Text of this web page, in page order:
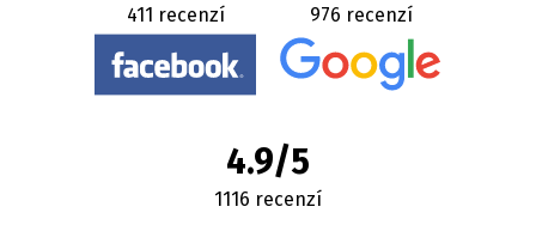
411 recenzí 976 recenzí
4.9/5
1116 recenzí